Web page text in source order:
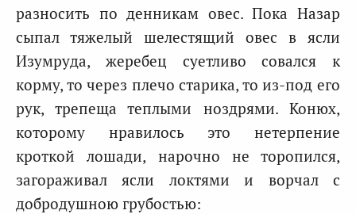
разносить по денникам овес. Пока Назар
сыпал тяжелый шелестящий овес в ясли
Изумруда, жеребец суетливо совался к
корму, то через плечо старика, то из-под его
рук, трепеща теплыми ноздрями. Конюх,
которому нравилось это нетерпение
кроткой лошади, нарочно не торопился,
загораживал ясли локтями и ворчал с
добродушною грубостью: